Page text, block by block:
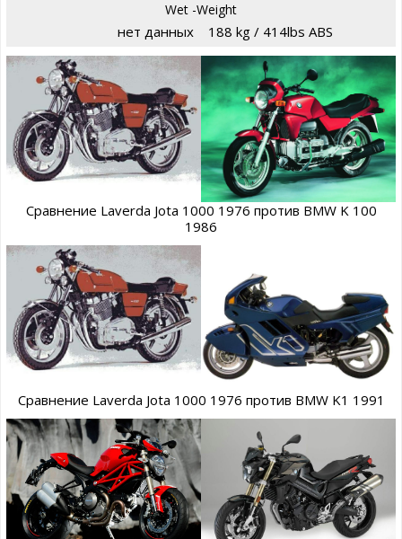
Wet -Weight
нет данных 188 kg / 414lbs ABS
Сравнение Laverda Jota 1000 1976 против BMW K 100
1986
Сравнение Laverda Jota 1000 1976 против BMW K1 1991